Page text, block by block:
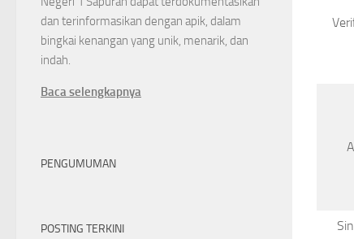
dan terinformasikan dengan apik, dalam
bingkai kenangan yang unik, menarik, dan
indah.
Baca selengkapnya
PENGUMUMAN
POSTING TERKINI